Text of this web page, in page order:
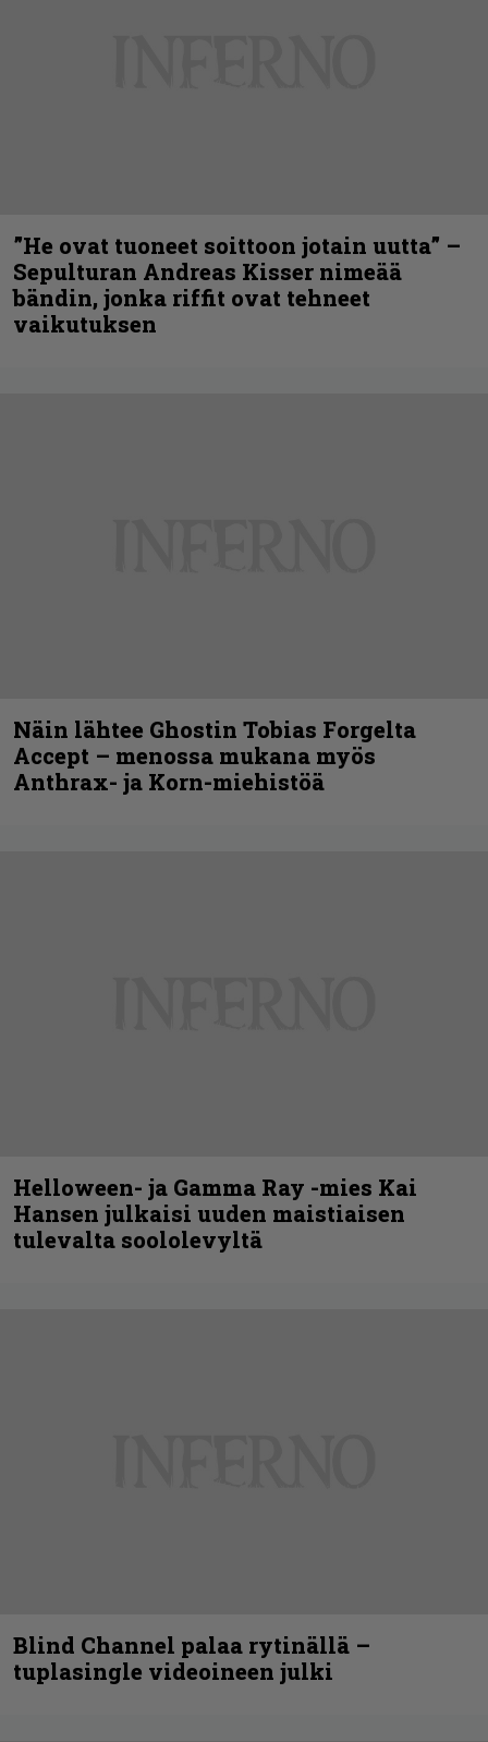
”He ovat tuoneet soittoon jotain uutta” –
Sepulturan Andreas Kisser nimeää
bändin, jonka riffit ovat tehneet
vaikutuksen
Näin lähtee Ghostin Tobias Forgelta
Accept – menossa mukana myös
Anthrax- ja Korn-miehistöä
Helloween- ja Gamma Ray -mies Kai
Hansen julkaisi uuden maistiaisen
tulevalta soololevyltä
Blind Channel palaa rytinällä –
tuplasingle videoineen julki